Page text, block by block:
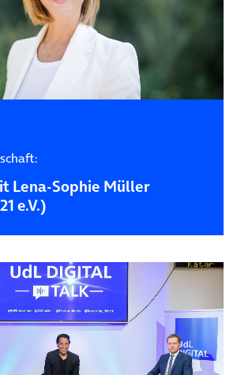
Lena-Sophie Müller
e.V.)